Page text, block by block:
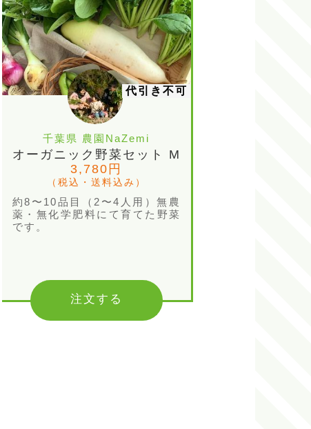
代引き不可
千葉県 農園NaZemi
オーガニック野菜セット M
3,780円
（税込・送料込み）
約8〜10品目（2〜4人用）無農
薬・無化学肥料にて育てた野菜
です。
注文する